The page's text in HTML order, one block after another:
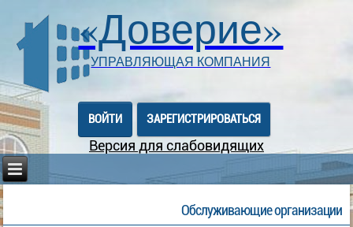
«Доверие»
УПРАВЛЯЮЩАЯ КОМПАНИЯ
ВОЙТИ ЗАРЕГИСТРИРОВАТЬСЯ
Версия для слабовидящих
Обслуживающие организации